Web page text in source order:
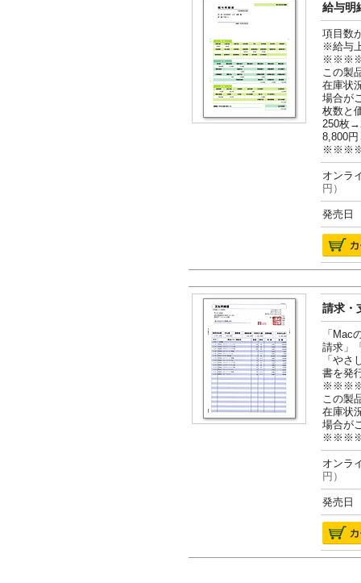
給与明
項目数
※給与
この製
在庫状
場合が
枚数と
250枚
8,800
オン
円）
発売日
請求・
「Mac
請求」
「や
書を発
この製
在庫状
場合が
オン
円）
発売日